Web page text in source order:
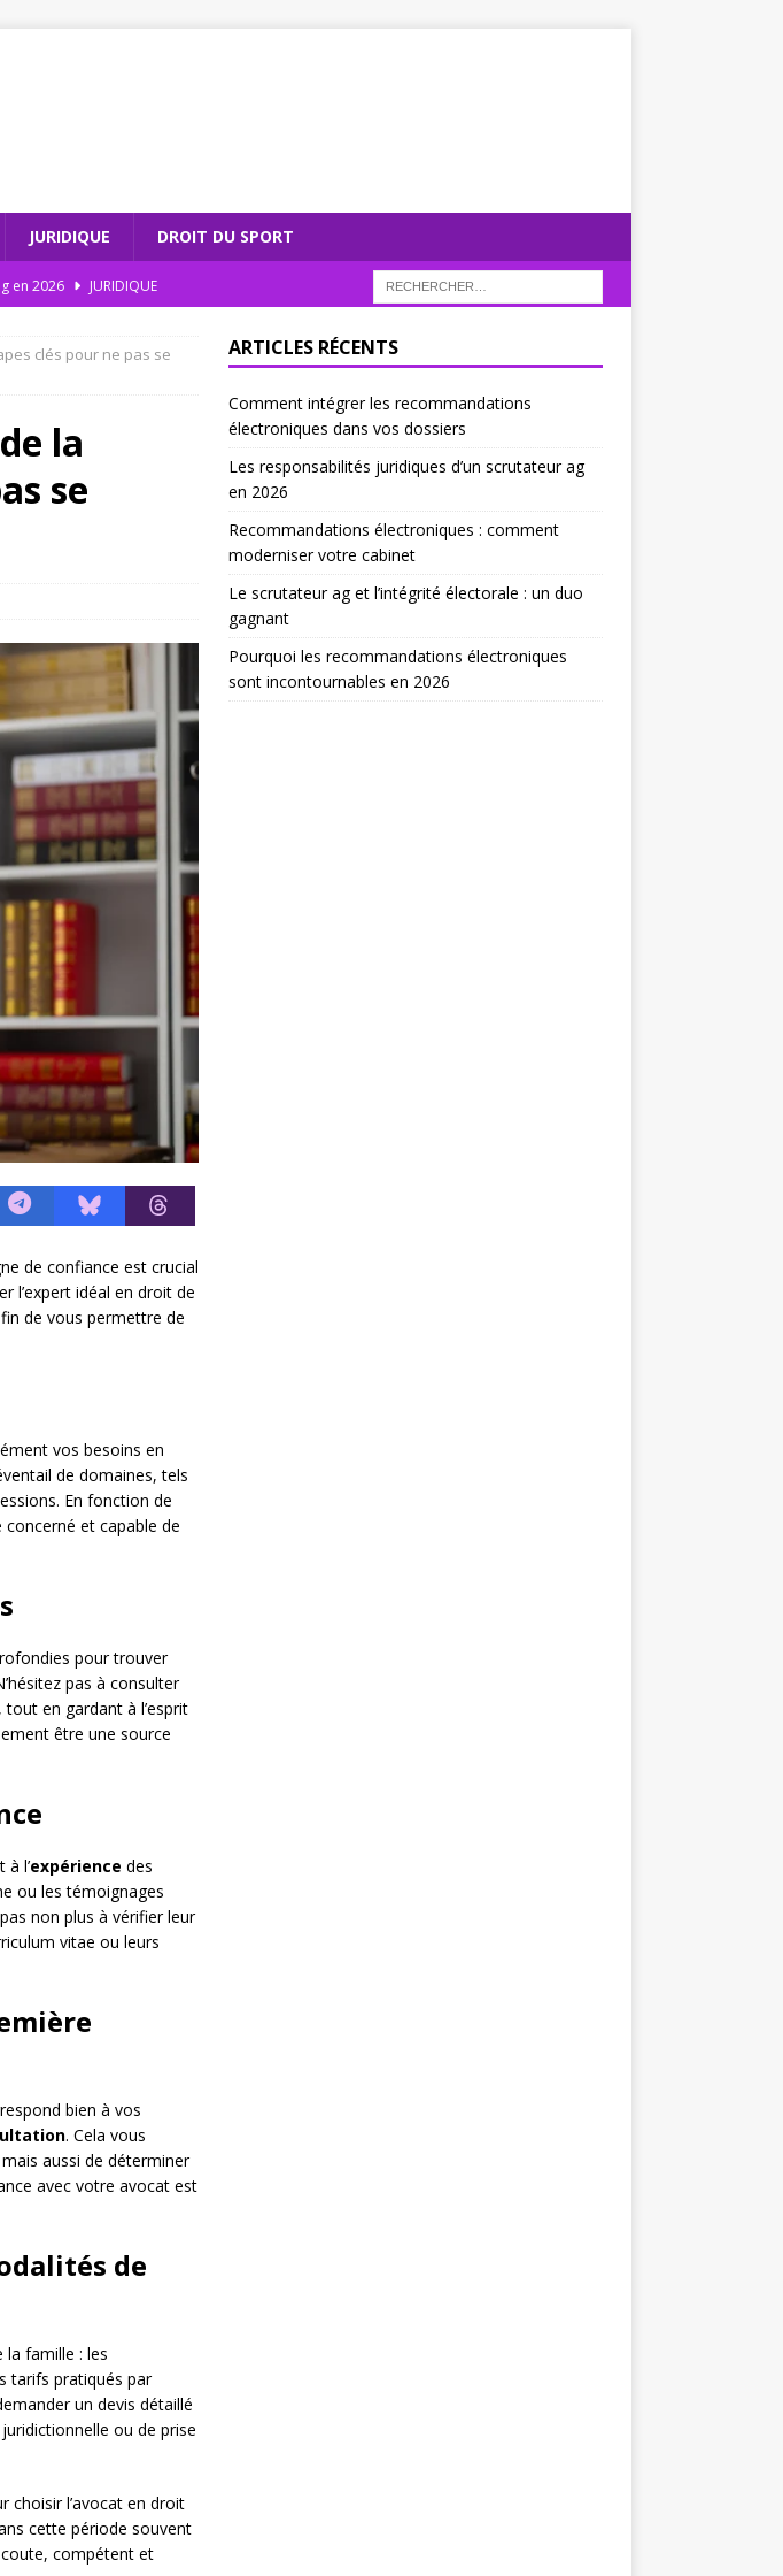
JURIDIQUE DROIT DU SPORT
en 2026
JURIDIQUE
incontournables en
clés pour ne pas se
la
se
de confiance est crucial
l’expert idéal en droit de
de vous permettre de
vos besoins en
de domaines, tels
En fonction de
et capable de
pour trouver
pas à consulter
en gardant à l’esprit
être une source
à l’expérience des
ou les témoignages
non plus à vérifier leur
vitae ou leurs
bien à vos
. Cela vous
aussi de déterminer
avec votre avocat est
de
la famille : les
tarifs pratiqués par
un devis détaillé
ou de prise
choisir l’avocat en droit
cette période souvent
compétent et
ARTICLES RÉCENTS
Comment intégrer les recommandations
électroniques dans vos dossiers
Les responsabilités juridiques d’un scrutateur ag
en 2026
Recommandations électroniques : comment
moderniser votre cabinet
Le scrutateur ag et l’intégrité électorale : un duo
gagnant
Pourquoi les recommandations électroniques
sont incontournables en 2026